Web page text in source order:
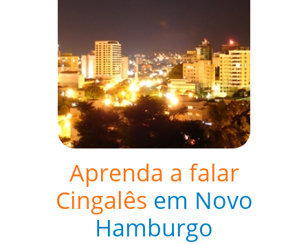
Aprenda a falar
Cingalês em Novo
Hamburgo